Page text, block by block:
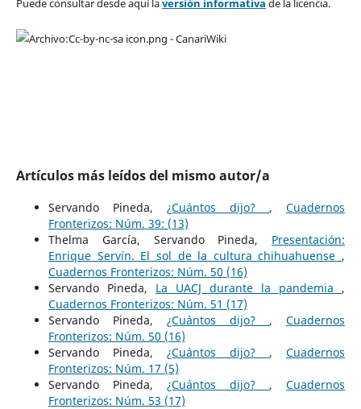
Artículos más leídos del mismo autor/a
Servando Pineda, ¿Cuántos dijo? ,Cuadernos
Fronterizos: Núm. 39: (13)
Thelma García, Servando Pineda, Presentación:
Enrique Servín. El sol de la cultura chihuahuense ,
Cuadernos Fronterizos: Núm. 50 (16)
Servando Pineda, La UACJ durante la pandemia ,
Cuadernos Fronterizos: Núm. 51 (17)
Servando Pineda, ¿Cuántos dijo? ,Cuadernos
Fronterizos: Núm. 50 (16)
Servando Pineda, ¿Cuántos dijo? ,Cuadernos
Fronterizos: Núm. 17 (5)
Servando Pineda, ¿Cuántos dijo? ,Cuadernos
Fronterizos: Núm. 53 (17)